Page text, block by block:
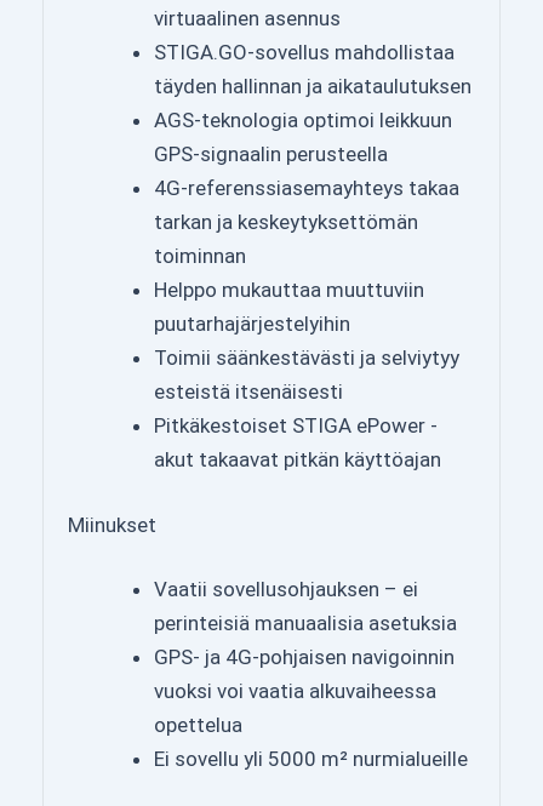
virtuaalinen asennus
STIGA.GO-sovellus mahdollistaa
täyden hallinnan ja aikataulutuksen
AGS-teknologia optimoi leikkuun
GPS-signaalin perusteella
4G-referenssiasemayhteys takaa
tarkan ja keskeytyksettömän
toiminnan
Helppo mukauttaa muuttuviin
puutarhajärjestelyihin
Toimii säänkestävästi ja selviytyy
esteistä itsenäisesti
Pitkäkestoiset STIGA ePower -
akut takaavat pitkän käyttöajan
Miinukset
Vaatii sovellusohjauksen – ei
perinteisiä manuaalisia asetuksia
GPS- ja 4G-pohjaisen navigoinnin
vuoksi voi vaatia alkuvaiheessa
opettelua
Ei sovellu yli 5000 m² nurmialueille